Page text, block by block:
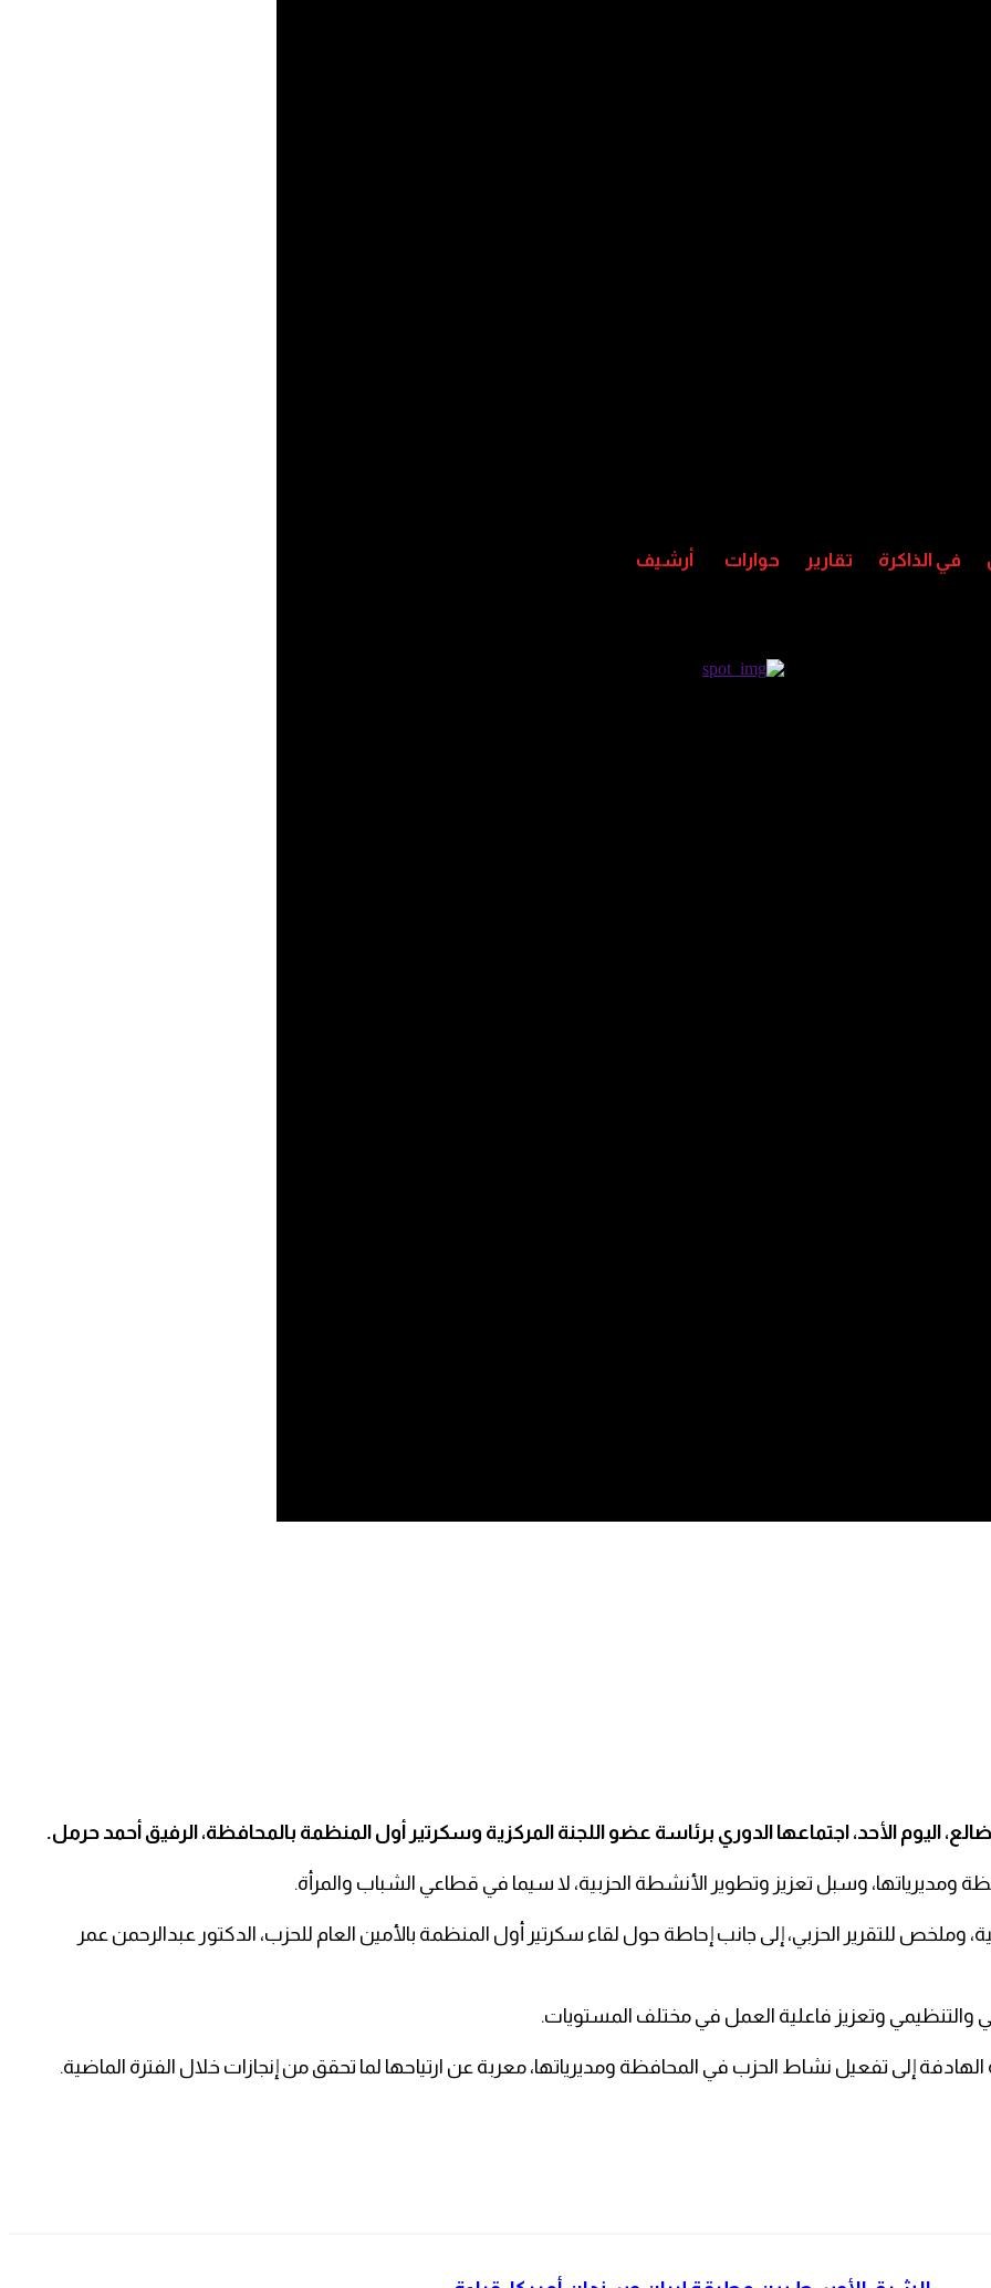
في الذاكرة تقارير حوارات أرشيف
اليوم الأحد، اجتماعها الدوري برئاسة عضو اللجنة المركزية وسكرتير أول المنظمة بالمحافظة، الرفيق أحمد حرمل.
ومديرياتها، وسبل تعزيز وتطوير الأنشطة الحزبية، لا سيما في قطاعي الشباب والمرأة.
للتقرير الحزبي، إلى جانب إحاطة حول لقاء سكرتير أول المنظمة بالأمين العام للحزب، الدكتور عبدالرحمن عمر
والتنظيمي وتعزيز فاعلية العمل في مختلف المستويات.
الهادفة إلى تفعيل نشاط الحزب في المحافظة ومديرياتها، معربة عن ارتياحها لما تحقق من إنجازات خلال الفترة الماضية.